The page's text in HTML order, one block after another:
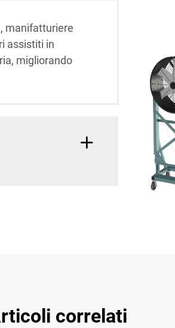
manifatturiere
assistiti in
migliorando
correlati